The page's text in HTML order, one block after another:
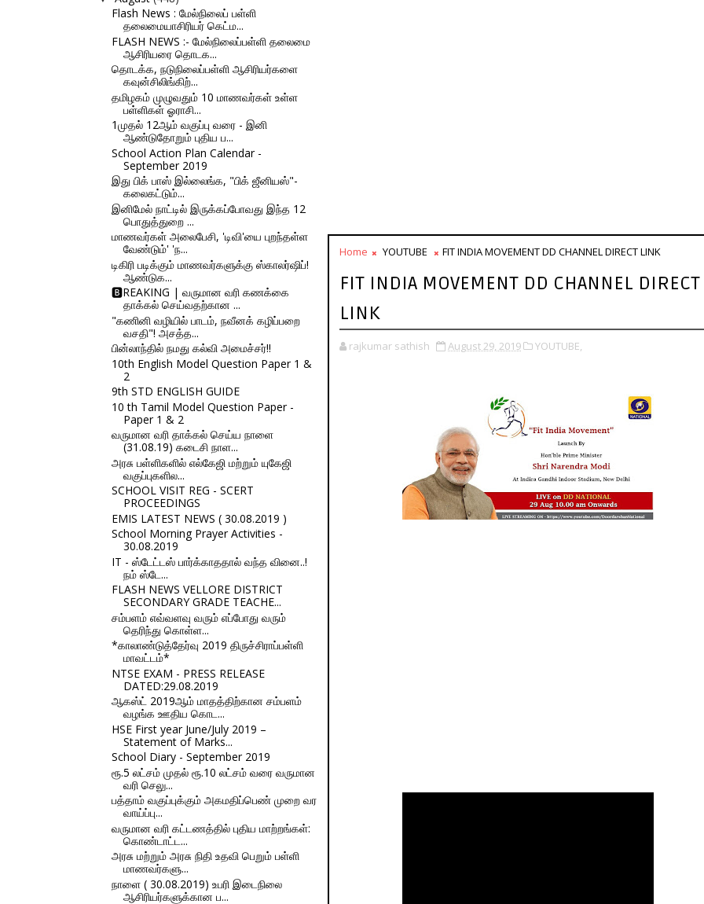
Flash News : மேல்நிலைப் பள்ளி
தலைமையாசிரியர் கெட்ம...
FLASH NEWS :- மேல்நிலைப்பள்ளி தலைமை
ஆசிரியரை தொடக...
தொடக்க, நடுநிலைப்பள்ளி ஆசிரியர்களை
கவுன்சிலிங்கிற்...
தமிழகம் முழுவதும் 10 மாணவர்கள் உள்ள
பள்ளிகள் ஓராசி...
1முதல் 12ஆம் வகுப்பு வரை - இனி
ஆண்டுதோறும் புதிய ப...
School Action Plan Calendar -
September 2019
இது பிக் பாஸ் இல்லைங்க, "பிக் ஜீனியஸ்"-
கலைகட்டும்...
இனிமேல் நாட்டில் இருக்கப்போவது இந்த 12
பொதுத்துறை ...
மாணவர்கள் அலைபேசி, 'டிவி'யை புறந்தள்ள
வேண்டும்' 'ந...
டிகிரி படிக்கும் மாணவர்களுக்கு ஸ்காலர்ஷிப்!
ஆண்டுக...
🅱REAKING | வருமான வரி கணக்கை
தாக்கல் செய்வதற்கான ...
"கணினி வழியில் பாடம், நவீனக் கழிப்பறை
வசதி"! அசத்த...
பின்லாந்தில் நமது கல்வி அமைச்சர்!!
10th English Model Question Paper 1 &
2
9th STD ENGLISH GUIDE
10 th Tamil Model Question Paper -
Paper 1 & 2
வருமான வரி தாக்கல் செய்ய நாளை
(31.08.19) கடைசி நாள...
அரசு பள்ளிகளில் எல்கேஜி மற்றும் யுகேஜி
வகுப்புகளில...
SCHOOL VISIT REG - SCERT
PROCEEDINGS
EMIS LATEST NEWS ( 30.08.2019 )
School Morning Prayer Activities -
30.08.2019
IT - ஸ்டேட்டஸ் பார்க்காததால் வந்த வினை..!
நம் ஸ்டே...
FLASH NEWS VELLORE DISTRICT
SECONDARY GRADE TEACHE...
சம்பளம் எவ்வளவு வரும் எப்போது வரும்
தெரிந்து கொள்ள...
*காலாண்டுத்தேர்வு 2019 திருச்சிராப்பள்ளி
மாவட்டம்*
NTSE EXAM - PRESS RELEASE
DATED:29.08.2019
ஆகஸ்ட் 2019ஆம் மாதத்திற்கான சம்பளம்
வழங்க ஊதிய கொட...
HSE First year June/July 2019 –
Statement of Marks...
School Diary - September 2019
ரூ.5 லட்சம் முதல் ரூ.10 லட்சம் வரை வருமான
வரி செலு...
பத்தாம் வகுப்புக்கும் அகமதிப்பெண் முறை வர
வாய்ப்பு...
வருமான வரி கட்டணத்தில் புதிய மாற்றங்கள்:
கொண்டாட்ட...
அரசு மற்றும் அரசு நிதி உதவி பெறும் பள்ளி
மாணவர்களு...
நாளை ( 30.08.2019) உபரி இடைநிலை
ஆசிரியர்களுக்கான ப...
Home YOUTUBE FIT INDIA MOVEMENT DD CHANNEL DIRECT LINK
FIT INDIA MOVEMENT DD CHANNEL DIRECT
LINK
rajkumar sathish August 29, 2019 YOUTUBE,